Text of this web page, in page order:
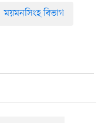
ময়মনসিংহ বিভাগ